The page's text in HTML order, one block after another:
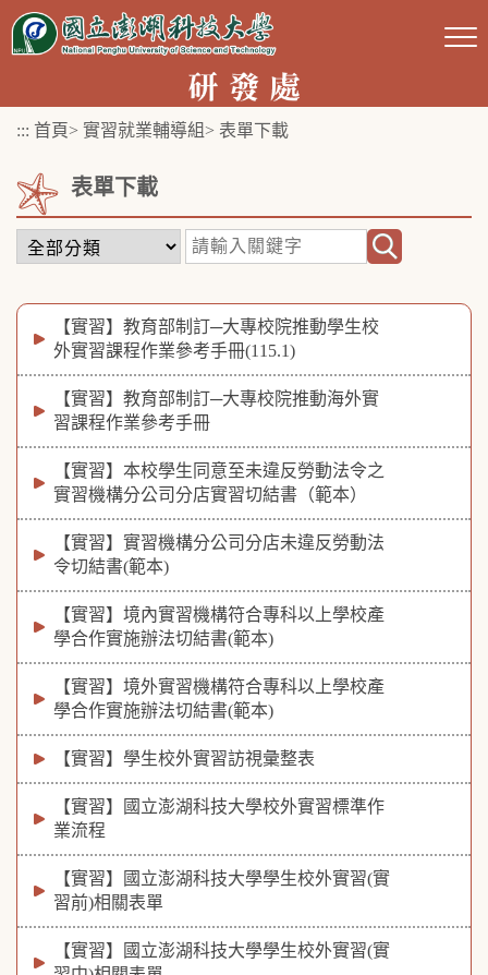
跳
::: 首頁> 實習就業輔導組 > 表單下載
表單下載
【實習】教育部制訂─大專校院推動學生校
外實習課程作業參考手冊(115.1)
【實習】教育部制訂─大專校院推動海外實
習課程作業參考手冊
【實習】本校學生同意至未違反勞動法令之
實習機構分公司分店實習切結書（範本）
【實習】實習機構分公司分店未違反勞動法
令切結書(範本)
【實習】境內實習機構符合專科以上學校產
學合作實施辦法切結書(範本)
【實習】境外實習機構符合專科以上學校產
學合作實施辦法切結書(範本)
【實習】學生校外實習訪視彙整表
【實習】國立澎湖科技大學校外實習標準作
業流程
【實習】國立澎湖科技大學學生校外實習(實
習前)相關表單
【實習】國立澎湖科技大學學生校外實習(實